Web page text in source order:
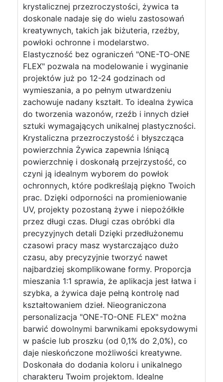
krystalicznej przezroczystości, żywica ta
doskonale nadaje się do wielu zastosowań
kreatywnych, takich jak biżuteria, rzeźby,
powłoki ochronne i modelarstwo.
Elastyczność bez ograniczeń "ONE-TO-ONE
FLEX" pozwala na modelowanie i wyginanie
projektów już po 12-24 godzinach od
wymieszania, a po pełnym utwardzeniu
zachowuje nadany kształt. To idealna żywica
do tworzenia wazonów, rzeźb i innych dzieł
sztuki wymagających unikalnej plastyczności.
Krystaliczna przezroczystość i błyszcząca
powierzchnia Żywica zapewnia lśniącą
powierzchnię i doskonałą przejrzystość, co
czyni ją idealnym wyborem do powłok
ochronnych, które podkreślają piękno Twoich
prac. Dzięki odporności na promieniowanie
UV, projekty pozostaną żywe i niepożółkłe
przez długi czas. Długi czas obróbki dla
precyzyjnych detali Dzięki przedłużonemu
czasowi pracy masz wystarczająco dużo
czasu, aby precyzyjnie tworzyć nawet
najbardziej skomplikowane formy. Proporcja
mieszania 1:1 sprawia, że aplikacja jest łatwa i
szybka, a żywica daje pełną kontrolę nad
kształtowaniem dzieł. Nieograniczona
personalizacja "ONE-TO-ONE FLEX" można
barwić dowolnymi barwnikami epoksydowymi
w paście lub proszku (od 0,1% do 2,0%), co
daje nieskończone możliwości kreatywne.
Doskonała do dodania koloru i unikalnego
charakteru Twoim projektom. Idealne